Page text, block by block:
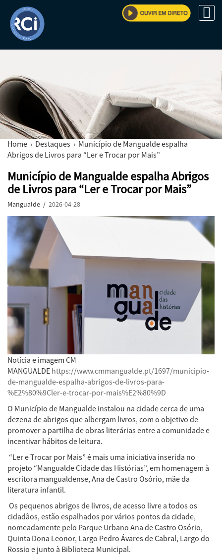
Home › Destaques › Município de Mangualde espalha
Abrigos de Livros para “Ler e Trocar por Mais”
Município de Mangualde espalha Abrigos
de Livros para “Ler e Trocar por Mais”
Mangualde / 2026-04-28
Notícia e imagem CM
MANGUALDE https://www.cmmangualde.pt/1697/municipio-
de-mangualde-espalha-abrigos-de-livros-para-
%E2%80%9Cler-e-trocar-por-mais%E2%80%9D
O Município de Mangualde instalou na cidade cerca de uma
dezena de abrigos que albergam livros, com o objetivo de
promover a partilha de obras literárias entre a comunidade e
incentivar hábitos de leitura.
“Ler e Trocar por Mais” é mais uma iniciativa inserida no
projeto “Mangualde Cidade das Histórias”, em homenagem à
escritora mangualdense, Ana de Castro Osório, mãe da
literatura infantil.
Os pequenos abrigos de livros, de acesso livre a todos os
cidadãos, estão espalhados por vários pontos da cidade,
nomeadamente pelo Parque Urbano Ana de Castro Osório,
Quinta Dona Leonor, Largo Pedro Ávares de Cabral, Largo do
Rossio e junto à Biblioteca Municipal.